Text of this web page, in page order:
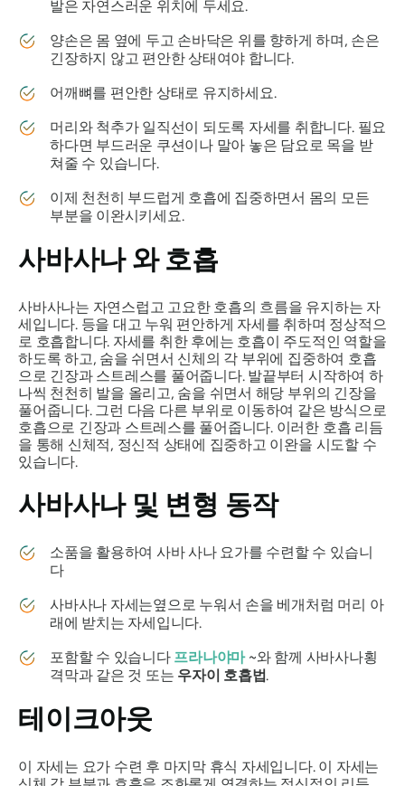
발은 자연스러운 위치에 두세요.
양손은 몸 옆에 두고 손바닥은 위를 향하게 하며, 손은
긴장하지 않고 편안한 상태여야 합니다.
어깨뼈를 편안한 상태로 유지하세요.
머리와 척추가 일직선이 되도록 자세를 취합니다. 필요
하다면 부드러운 쿠션이나 말아 놓은 담요로 목을 받
쳐줄 수 있습니다.
이제 천천히 부드럽게 호흡에 집중하면서 몸의 모든
부분을 이완시키세요.
사바사나와 호흡
사바사나는 자연스럽고 고요한 호흡의 흐름을 유지하는 자
세입니다. 등을 대고 누워 편안하게 자세를 취하며 정상적으
로 호흡합니다. 자세를 취한 후에는 호흡이 주도적인 역할을
하도록 하고, 숨을 쉬면서 신체의 각 부위에 집중하여 호흡
으로 긴장과 스트레스를 풀어줍니다. 발끝부터 시작하여 하
나씩 천천히 발을 올리고, 숨을 쉬면서 해당 부위의 긴장을
풀어줍니다. 그런 다음 다른 부위로 이동하여 같은 방식으로
호흡으로 긴장과 스트레스를 풀어줍니다. 이러한 호흡 리듬
을 통해 신체적, 정신적 상태에 집중하고 이완을 시도할 수
있습니다.
사바사나및 변형 동작
소품을 활용하여 사바사나 요가를 수련할 수 있습니
다
사바사나 자세는옆으로 누워서 손을 베개처럼 머리 아
래에 받치는 자세입니다.
포함할 수 있습니다 프라나야마~와 함께 사바사나횡
격막과 같은 것 또는 우자이 호흡법.
테이크아웃
이 자세는 요가 수련 후 마지막 휴식 자세입니다. 이 자세는